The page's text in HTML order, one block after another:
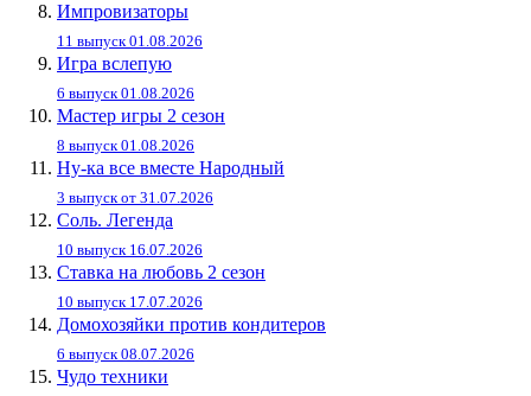
Импровизаторы
11 выпуск 01.08.2026
Игра вслепую
6 выпуск 01.08.2026
Мастер игры 2 сезон
8 выпуск 01.08.2026
Ну-ка все вместе Народный
3 выпуск от 31.07.2026
Соль. Легенда
10 выпуск 16.07.2026
Ставка на любовь 2 сезон
10 выпуск 17.07.2026
Домохозяйки против кондитеров
6 выпуск 08.07.2026
Чудо техники